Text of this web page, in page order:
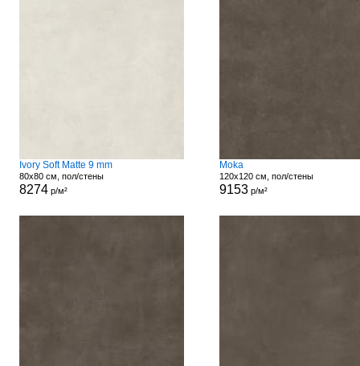
Ivory Soft Matte 9 mm
80x80 см, пол/стены
8274р/м²
Moka
120x120 см, пол/стены
9153р/м²